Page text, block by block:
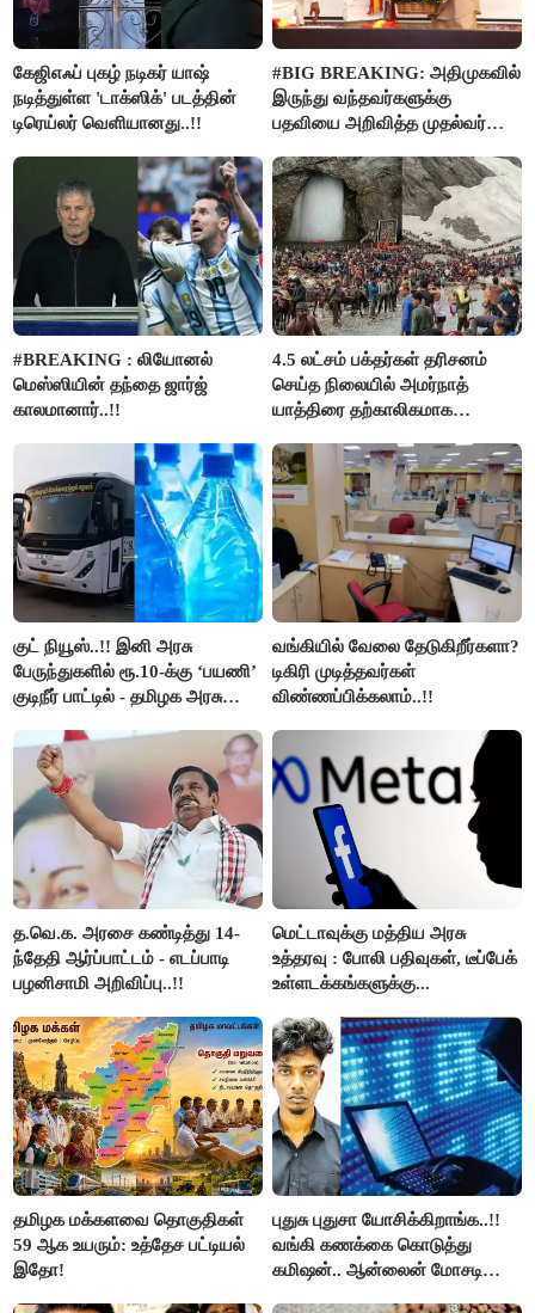
கேஜிஎஃப் புகழ் நடிகர் யாஷ்
நடித்துள்ள 'டாக்‌ஸிக்' படத்தின்
டிரெய்லர் வெளியானது..!!
#BIG BREAKING: அதிமுகவில்
இருந்து வந்தவர்களுக்கு
பதவியை அறிவித்த முதல்வர்
#BREAKING : லியோனல்
மெஸ்ஸியின் தந்தை ஜார்ஜ்
காலமானார்..!!
4.5 லட்சம் பக்தர்கள் தரிசனம்
செய்த நிலையில் அமர்நாத்
யாத்திரை தற்காலிகமாக
குட் நியூஸ்..!! இனி அரசு
பேருந்துகளில் ரூ.10-க்கு ‘பயணி’
குடிநீர் பாட்டில் - தமிழக அரசு
வங்கியில் வேலை தேடுகிறீர்களா?
டிகிரி முடித்தவர்கள்
விண்ணப்பிக்கலாம்..!!
த.வெ.க. அரசை கண்டித்து 14-
ந்தேதி ஆர்ப்பாட்டம் - எடப்பாடி
பழனிசாமி அறிவிப்பு..!!
மெட்டாவுக்கு மத்திய அரசு
உத்தரவு : போலி பதிவுகள், டீப்பேக்
உள்ளடக்கங்களுக்கு...
தமிழக மக்களவை தொகுதிகள்
59 ஆக உயரும்: உத்தேச பட்டியல்
இதோ!
புதுசு புதுசா யோசிக்கிறாங்க..!!
வங்கி கணக்கை கொடுத்து
கமிஷன்.. ஆன்லைன் மோசடி